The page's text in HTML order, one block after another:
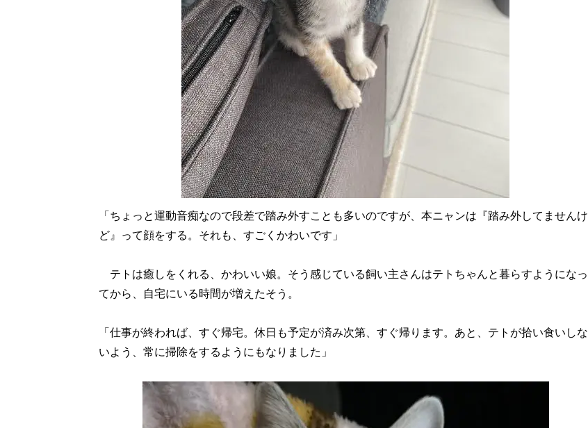
「ちょっと運動音痴なので段差で踏み外すことも多いのですが、本ニャンは『踏み外してませんけ
ど』って顔をする。それも、すごくかわいです」
テトは癒しをくれる、かわいい娘。そう感じている飼い主さんはテトちゃんと暮らすようになっ
てから、自宅にいる時間が増えたそう。
「仕事が終われば、すぐ帰宅。休日も予定が済み次第、すぐ帰ります。あと、テトが拾い食いしな
いよう、常に掃除をするようにもなりました」